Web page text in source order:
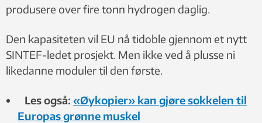
produsere over fire tonn hydrogen daglig.
Den kapasiteten vil EU nå tidoble gjennom et nytt
SINTEF-ledet prosjekt. Men ikke ved å plusse ni
likedanne moduler til den første.
Les også: «Øykopier» kan gjøre sokkelen til
Europas grønne muskel